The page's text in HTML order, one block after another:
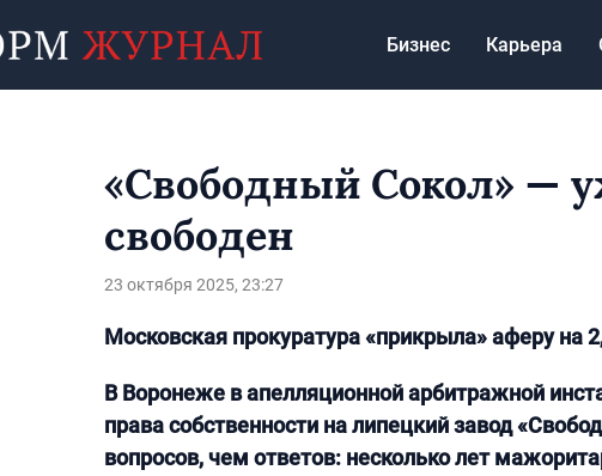
Бизнес Карьера
«Свободный Сокол» —
свободен
23 октября 2025, 23:27
Московская прокуратура «прикрыла» аферу на
В Воронеже в апелляционной арбитражной
права собственности на липецкий завод
вопросов, чем ответов: несколько лет